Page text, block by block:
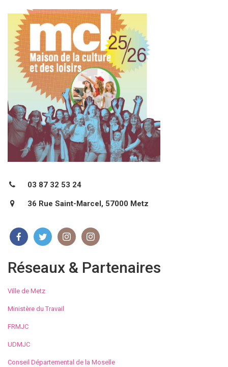
03 87 32 53 24
36 Rue Saint-Marcel, 57000 Metz
Réseaux & Partenaires
Ville de Metz
Ministère du Travail
FRMJC
UDMJC
Conseil Départemental de la Moselle